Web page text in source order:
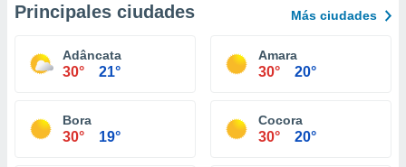
Principales ciudades Más ciudades
Adâncata
30° 21°
Amara
30° 20°
Bora
30° 19°
Cocora
30° 20°